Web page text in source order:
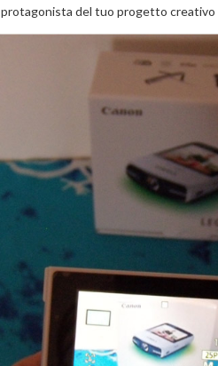
protagonista del tuo progetto creativo